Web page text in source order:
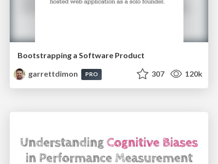
Bootstrapping a Software Product
garrettdimon
PRO 307 120k